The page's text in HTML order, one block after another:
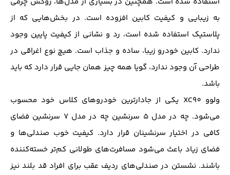
به زیبایی و کیفیت کابین افزوده است. در بخش‌هایی که از
پلاستیک استفاده شده است، رد و نشانی از کیفیت پایین وجود
ندارد. کابین خودرو زیبا، ساده و جذاب است. هیچ نوع اغراقی در
طراحی آن وجود ندارد، گویا همه چیز همان‌ جایی قرار دارد که باید
باشد.
ولوو XC90 یکی از جادارترین خودروهای کلاس خود محسوب
می‌شود. چه در مدل ۵ سرنشین چه در مدل ۷ سرنشین فضای
کافی در اختیار سرنشینان قرار دارد. کیفیت خوب صندلی‌ها و
فضای زیاد باعث می‌شود مسافرت‌های طولانی کم‌تر خسته‌کننده
باشند. نشستن در صندلی‌های ردیف عقب برای افراد قد بلند نیز